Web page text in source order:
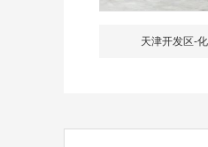
天津开发区-